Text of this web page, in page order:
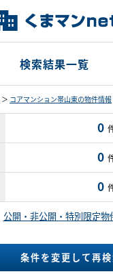
検索結果一覧
＞ コアマンション帯山東の物件情報
0
0
0
公開・非公開・特別限定物
条件を変更して再